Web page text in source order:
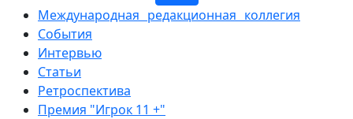
Международная редакционная коллегия
События
Интервью
Статьи
Ретроспектива
Премия "Игрок 11 +"